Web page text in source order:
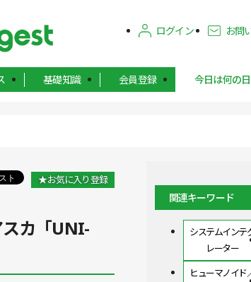
ログイン お問
基礎知識 会員登録 今日は何の日
★お気に入り登録
カ「UNI-
関連キーワード
システムインテ
レーター
ヒューマノイド